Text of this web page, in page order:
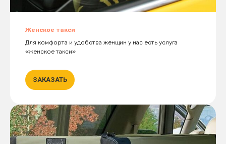
Женское такси
Для комфорта и удобства женщин у нас есть услуга
«женское такси»
ЗАКАЗАТЬ